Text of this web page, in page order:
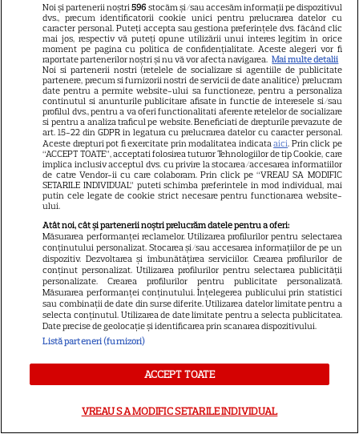
11
aventura animată inspirată
dintr-un bestseller The New
York Times, ajunge în
cinematografe pe 7 august
14
VEDETE STRĂINE
Sean Astin din „Stăpânul
Inelelor” a fost nevoit să își
vândă casa din cauza
salariului mic: Câți bani a
14
VEDETE STRĂINE
Elon Musk, atac la adresa
regizorului premiat cu Oscar
care a realizat documentarul
despre viața sa. Filmul are 232
Noi și partenerii noștri596 stocăm și/sau accesăm informații pe dispozitivul
dvs., precum identificatorii cookie unici pentru prelucrarea datelor cu
caracter personal. Puteți accepta sau gestiona preferințele dvs. făcând clic
mai jos, respectiv vă puteți opune utilizării unui interes legitim în orice
moment pe pagina cu politica de confidențialitate. Aceste alegeri vor fi
raportate partenerilor noștri și nu vă vor afecta navigarea. Mai multe detalii
Noi si partenerii nostri (retelele de socializare si agentiile de publicitate
partenere, precum si furnizorii nostri de servicii de date analitice) prelucram
date pentru a permite website-ului sa functioneze, pentru a personaliza
continutul si anunturile publicitare afisate in functie de interesele si/sau
profilul dvs., pentru a va oferi functionalitati aferente retelelor de socializare
si pentru a analiza traficul pe website. Beneficiati de drepturile prevazute de
art. 15-22 din GDPR in legatura cu prelucrarea datelor cu caracter personal.
Aceste drepturi pot fi exercitate prin modalitatea indicataaici. Prin click pe
“ACCEPT TOATE”, acceptati folosirea tuturor Tehnologiilor de tip Cookie, care
implica inclusiv acceptul dvs. cu privire la stocarea/accesarea informatiilor
de catre Vendor-ii cu care colaboram. Prin click pe “VREAU SA MODIFIC
SETARILE INDIVIDUAL” puteti schimba preferintele in mod individual, mai
putin cele legate de cookie strict necesare pentru functionarea website-
ului.
Atât noi, cât și partenerii noștri prelucrăm datele pentru a oferi:
Măsurarea performanței reclamelor. Utilizarea profilurilor pentru selectarea
conținutului personalizat. Stocarea și/sau accesarea informațiilor de pe un
dispozitiv. Dezvoltarea și îmbunătățirea serviciilor. Crearea profilurilor de
conținut personalizat. Utilizarea profilurilor pentru selectarea publicității
personalizate. Crearea profilurilor pentru publicitate personalizată.
Măsurarea performanței conținutului. Înțelegerea publicului prin statistici
sau combinații de date din surse diferite. Utilizarea datelor limitate pentru a
selecta conținutul. Utilizarea de date limitate pentru a selecta publicitatea.
Date precise de geolocație și identificarea prin scanarea dispozitivului.
Listă parteneri (furnizori)
ACCEPT TOATE
VREAU SA MODIFIC SETARILE INDIVIDUAL